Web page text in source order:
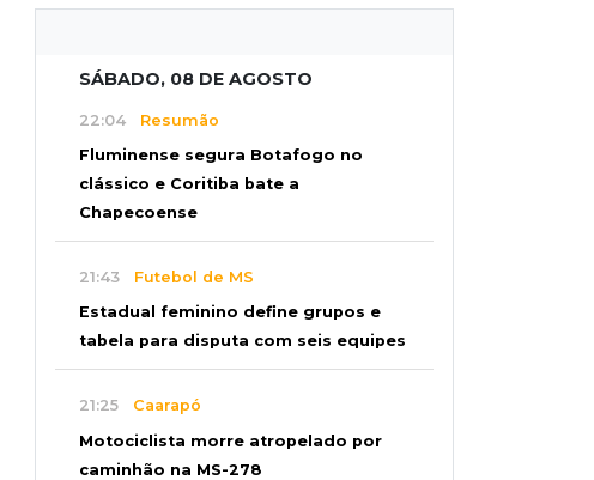
SÁBADO, 08 DE AGOSTO
22:04 Resumão
Fluminense segura Botafogo no
clássico e Coritiba bate a
Chapecoense
21:43 Futebol de MS
Estadual feminino define grupos e
tabela para disputa com seis equipes
21:25 Caarapó
Motociclista morre atropelado por
caminhão na MS-278